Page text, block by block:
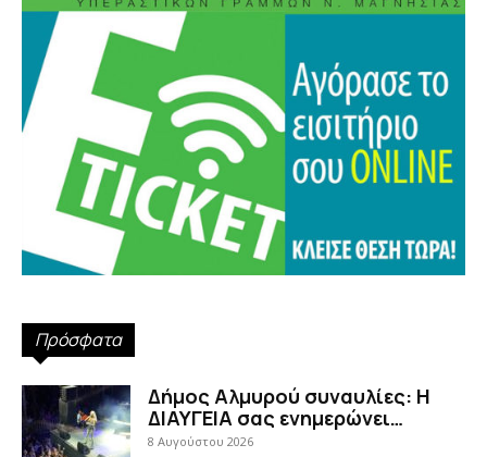
Πρόσφατα
Δήμος Αλμυρού συναυλίες: Η
ΔΙΑΥΓΕΙΑ σας ενημερώνει…
8 Αυγούστου 2026